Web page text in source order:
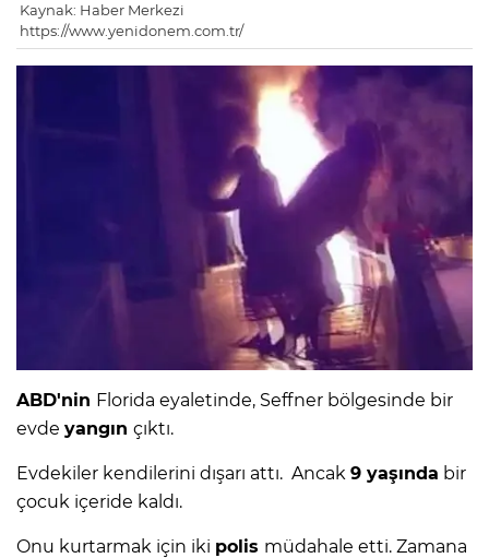
Kaynak: Haber Merkezi
https://www.yenidonem.com.tr/
ABD'nin Florida eyaletinde, Seffner bölgesinde bir
evde yangın çıktı.
Evdekiler kendilerini dışarı attı. Ancak 9 yaşında bir
çocuk içeride kaldı.
Onu kurtarmak için iki polis müdahale etti. Zamana